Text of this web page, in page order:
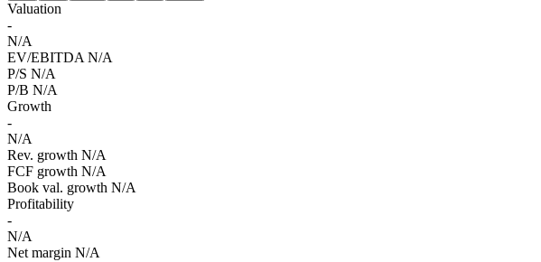
Valuation
-
N/A
EV/EBITDA N/A
P/S N/A
P/B N/A
Growth
-
N/A
Rev. growth N/A
FCF growth N/A
Book val. growth N/A
Profitability
-
N/A
Net margin N/A